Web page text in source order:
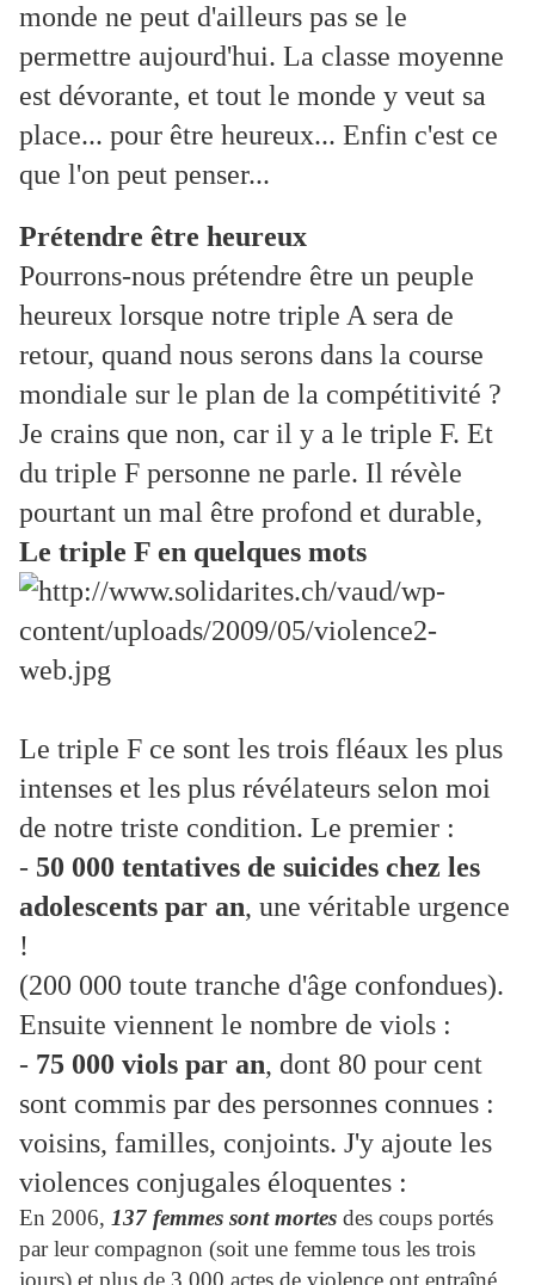
monde ne peut d'ailleurs pas se le
permettre aujourd'hui. La classe moyenne
est dévorante, et tout le monde y veut sa
place... pour être heureux... Enfin c'est ce
que l'on peut penser...
Prétendre être heureux
Pourrons-nous prétendre être un peuple
heureux lorsque notre triple A sera de
retour, quand nous serons dans la course
mondiale sur le plan de la compétitivité ?
Je crains que non, car il y a le triple F. Et
du triple F personne ne parle. Il révèle
pourtant un mal être profond et durable,
Le triple F en quelques mots
Le triple F ce sont les trois fléaux les plus
intenses et les plus révélateurs selon moi
de notre triste condition. Le premier :
- 50 000 tentatives de suicides chez les
adolescents par an, une véritable urgence
!
(200 000 toute tranche d'âge confondues).
Ensuite viennent le nombre de viols :
- 75 000 viols par an, dont 80 pour cent
sont commis par des personnes connues :
voisins, familles, conjoints. J'y ajoute les
violences conjugales éloquentes :
En 2006, 137 femmes sont mortes des coups portés
par leur compagnon (soit une femme tous les trois
jours) et plus de 3 000 actes de violence ont entraîné